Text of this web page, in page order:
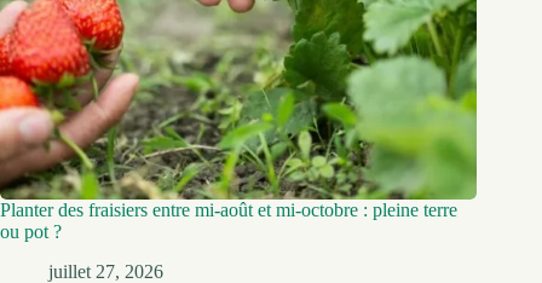
Planter des fraisiers entre mi-août et mi-octobre : pleine terre
ou pot ?
juillet 27, 2026